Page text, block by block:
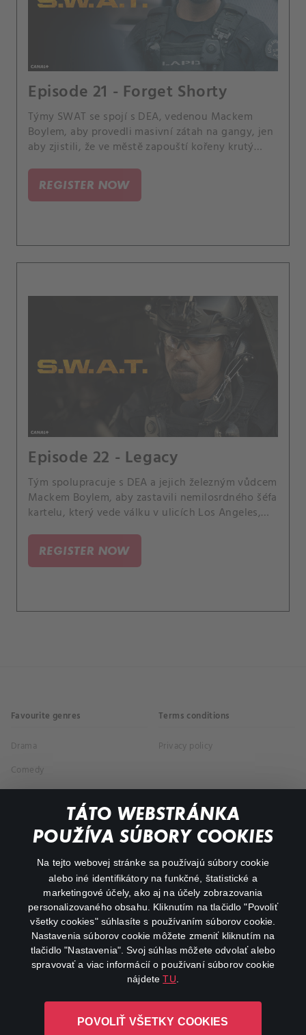
TÁTO WEBSTRÁNKA
POUŽÍVA SÚBORY COOKIES
Na tejto webovej stránke sa používajú súbory cookie
alebo iné identifikátory na funkčné, štatistické a
marketingové účely, ako aj na účely zobrazovania
personalizovaného obsahu. Kliknutím na tlačidlo "Povoliť
všetky cookies" súhlasíte s používaním súborov cookie.
Nastavenia súborov cookie môžete zmeniť kliknutím na
tlačidlo "Nastavenia". Svoj súhlas môžete odvolať alebo
spravovať a viac informácií o používaní súborov cookie
nájdeteTU
POVOLIŤ VŠETKY COOKIES
Episode 21 - Forget Shorty
Týmy SWAT se spojí s DEA, vedenou Mackem
Boylem, aby provedli masivní zátah na gangy, jen
aby zjistili, že ve městě zapouští kořeny krutý
důležité výročí.
REGISTER NOW
Episode 22 - Legacy
Tým spolupracuje s DEA a jejich železným vůdcem
Mackem Boylem, aby zastavili nemilosrdného šéfa
kartelu, který vede válku v ulicích Los Angeles,
syna.
REGISTER NOW
Favourite genres
Drama
Comedy
Terms conditions
Privacy policy
My profile
Important links
Canal+ Luxembourg S. à r.l. so sídlom Rue Albert Borschette 4,